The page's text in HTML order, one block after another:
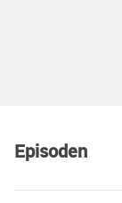
Episoden